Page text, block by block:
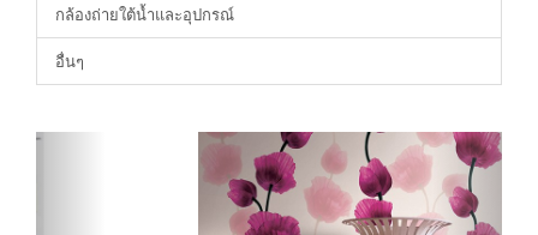
กล้องถ่ายใต้น้ำและอุปกรณ์
อื่นๆ